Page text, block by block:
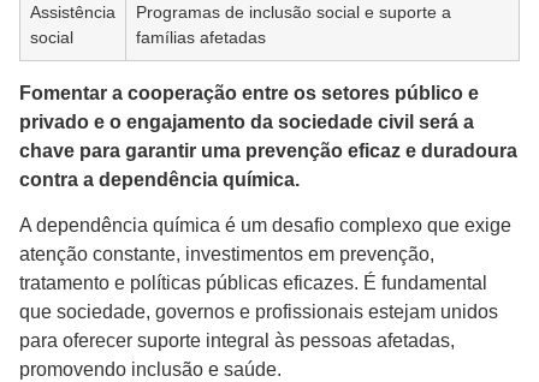
Assistência
social
Programas de inclusão social e suporte a
famílias afetadas
Fomentar a cooperação entre os setores público e
privado e o engajamento da sociedade civil será a
chave para garantir uma prevenção eficaz e duradoura
contra a dependência química.
A dependência química é um desafio complexo que exige
atenção constante, investimentos em prevenção,
tratamento e políticas públicas eficazes. É fundamental
que sociedade, governos e profissionais estejam unidos
para oferecer suporte integral às pessoas afetadas,
promovendo inclusão e saúde.